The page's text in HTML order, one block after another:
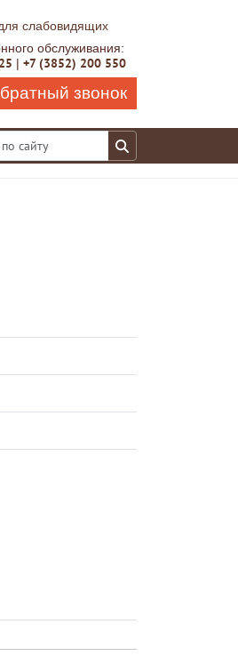
слабовидящих
обслуживания:
| +7 (3852) 200 550
звонок